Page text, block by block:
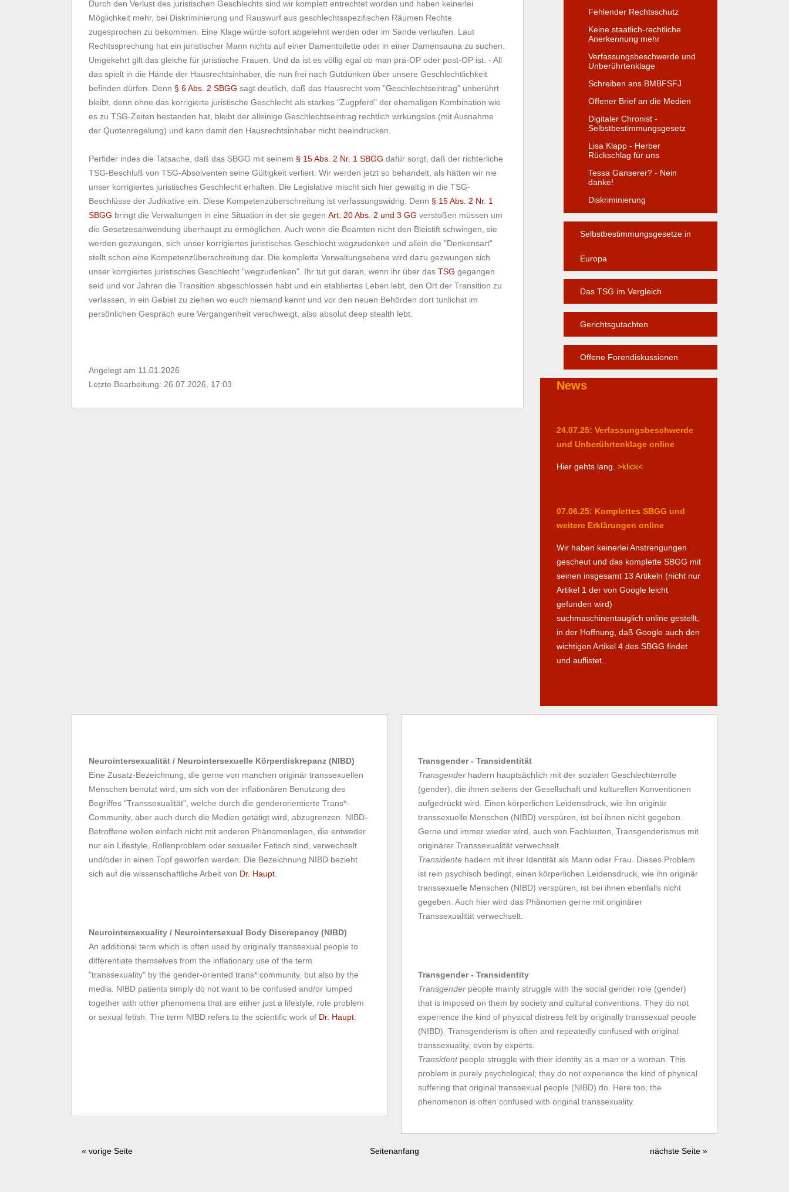
Durch den Verlust des juristischen Geschlechts sind wir komplett entrechtet worden und haben keinerlei
Möglichkeit mehr, bei Diskriminierung und Rauswurf aus geschlechtsspezifischen Räumen Rechte
zugesprochen zu bekommen. Eine Klage würde sofort abgelehnt werden oder im Sande verlaufen. Laut
Rechtssprechung hat ein juristischer Mann nichts auf einer Damentoilette oder in einer Damensauna zu suchen.
Umgekehrt gilt das gleiche für juristische Frauen. Und da ist es völlig egal ob man prä-OP oder post-OP ist. - All
das spielt in die Hände der Hausrechtsinhaber, die nun frei nach Gutdünken über unsere Geschlechtlichkeit
befinden dürfen. Denn § 6 Abs. 2 SBGG sagt deutlich, daß das Hausrecht vom "Geschlechtseintrag" unberührt
bleibt, denn ohne das korrigierte juristische Geschlecht als starkes "Zugpferd" der ehemaligen Kombination wie
es zu TSG-Zeiten bestanden hat, bleibt der alleinige Geschlechtseintrag rechtlich wirkungslos (mit Ausnahme
der Quotenregelung) und kann damit den Hausrechtsinhaber nicht beeindrucken.
Perfider indes die Tatsache, daß das SBGG mit seinem § 15 Abs. 2 Nr. 1 SBGG dafür sorgt, daß der richterliche
TSG-Beschluß von TSG-Absolventen seine Gültigkeit verliert. Wir werden jetzt so behandelt, als hätten wir nie
unser korrigiertes juristisches Geschlecht erhalten. Die Legislative mischt sich hier gewaltig in die TSG-
Beschlüsse der Judikative ein. Diese Kompetenzüberschreitung ist verfassungswidrig. Denn § 15 Abs. 2 Nr. 1
SBGG bringt die Verwaltungen in eine Situation in der sie gegen Art. 20 Abs. 2 und 3 GG verstoßen müssen um
die Gesetzesanwendung überhaupt zu ermöglichen. Auch wenn die Beamten nicht den Bleistift schwingen, sie
werden gezwungen, sich unser korrigiertes juristisches Geschlecht wegzudenken und allein die "Denkensart"
stellt schon eine Kompetenzüberschreitung dar. Die komplette Verwaltungsebene wird dazu gezwungen sich
unser korrgiertes juristisches Geschlecht "wegzudenken". Ihr tut gut daran, wenn ihr über das TSG gegangen
seid und vor Jahren die Transition abgeschlossen habt und ein etabliertes Leben lebt, den Ort der Transition zu
verlassen, in ein Gebiet zu ziehen wo euch niemand kennt und vor den neuen Behörden dort tunlichst im
persönlichen Gespräch eure Vergangenheit verschweigt, also absolut deep stealth lebt.
Angelegt am 11.01.2026
Letzte Bearbeitung: 26.07.2026, 17:03
Fehlender Rechtsschutz
Keine staatlich-rechtliche
Anerkennung mehr
Verfassungsbeschwerde und
Unberührtenklage
Schreiben ans BMBFSFJ
Offener Brief an die Medien
Digitaler Chronist -
Selbstbestimmungsgesetz
Lisa Klapp - Herber
Rückschlag für uns
Tessa Ganserer? - Nein
danke!
Diskriminierung
Selbstbestimmungsgesetze in
Europa
Das TSG im Vergleich
Gerichtsgutachten
Offene Forendiskussionen
News
24.07.25: Verfassungsbeschwerde
und Unberührtenklage online
Hier gehts lang. >klick<
07.06.25: Komplettes SBGG und
weitere Erklärungen online
Wir haben keinerlei Anstrengungen
gescheut und das komplette SBGG mit
seinen insgesamt 13 Artikeln (nicht nur
Artikel 1 der von Google leicht
gefunden wird)
suchmaschinentauglich online gestellt,
in der Hoffnung, daß Google auch den
wichtigen Artikel 4 des SBGG findet
und auflistet.
Neurointersexualität / Neurointersexuelle Körperdiskrepanz (NIBD)
Eine Zusatz-Bezeichnung, die gerne von manchen originär transsexuellen
Menschen benutzt wird, um sich von der inflationären Benutzung des
Begriffes "Transsexualität", welche durch die genderorientierte Trans*-
Community, aber auch durch die Medien getätigt wird, abzugrenzen. NIBD-
Betroffene wollen einfach nicht mit anderen Phänomenlagen, die entweder
nur ein Lifestyle, Rollenproblem oder sexueller Fetisch sind, verwechselt
und/oder in einen Topf geworfen werden. Die Bezeichnung NIBD bezieht
sich auf die wissenschaftliche Arbeit von Dr. Haupt
Neurointersexuality / Neurointersexual Body Discrepancy (NIBD)
An additional term which is often used by originally transsexual people to
differentiate themselves from the inflationary use of the term
"transsexuality" by the gender-oriented trans* community, but also by the
media. NIBD patients simply do not want to be confused and/or lumped
together with other phenomena that are either just a lifestyle, role problem
or sexual fetish. The term NIBD refers to the scientific work of Dr. Haupt
Transgender - Transidentität
Transgender hadern hauptsächlich mit der sozialen Geschlechterrolle
(gender), die ihnen seitens der Gesellschaft und kulturellen Konventionen
aufgedrückt wird. Einen körperlichen Leidensdruck, wie ihn originär
transsexuelle Menschen (NIBD) verspüren, ist bei ihnen nicht gegeben.
Gerne und immer wieder wird, auch von Fachleuten, Transgenderismus mit
originärer Transsexualität verwechselt.
Transidente hadern mit ihrer Identität als Mann oder Frau. Dieses Problem
ist rein psychisch bedingt, einen körperlichen Leidensdruck, wie ihn originär
transsexuelle Menschen (NIBD) verspüren, ist bei ihnen ebenfalls nicht
gegeben. Auch hier wird das Phänomen gerne mit originärer
Transsexualität verwechselt.
Transgender - Transidentity
Transgender people mainly struggle with the social gender role (gender)
that is imposed on them by society and cultural conventions. They do not
experience the kind of physical distress felt by originally transsexual people
(NIBD). Transgenderism is often and repeatedly confused with original
transsexuality, even by experts.
Transidentpeople struggle with their identity as a man or a woman. This
problem is purely psychological; they do not experience the kind of physical
suffering that original transsexual people (NIBD) do. Here too, the
phenomenon is often confused with original transsexuality.
« vorige Seite Seitenanfang nächste Seite »